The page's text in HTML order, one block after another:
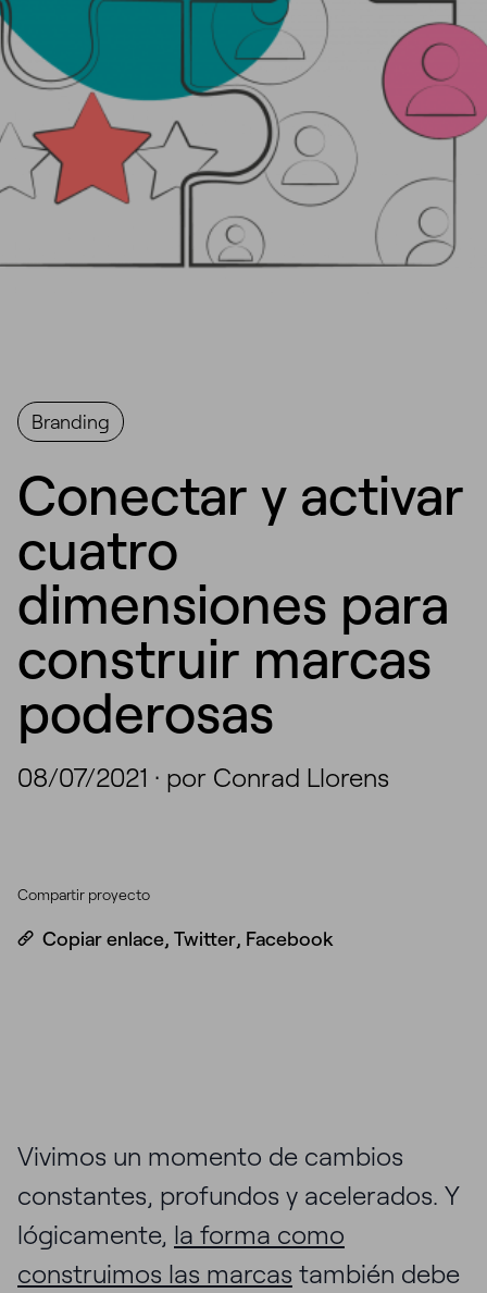
Branding
Conectar y activar
cuatro
dimensiones para
construir marcas
poderosas
08/07/2021 · por Conrad Llorens
Compartir proyecto
Copiar enlace, Twitter, Facebook
Vivimos un momento de cambios
constantes, profundos y acelerados. Y
lógicamente, la forma como
construimos las marcas también debe